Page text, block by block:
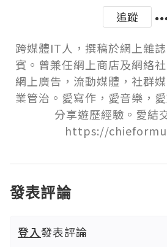
追蹤
跨媒體IT人，撰稿於網上雜
賓。曾兼任網上商店及網絡
網上廣告，流動媒體，社群
業管治。愛寫作，愛音樂，
分享遊歷經驗。愛結
https://
發表評論
登入發表評論